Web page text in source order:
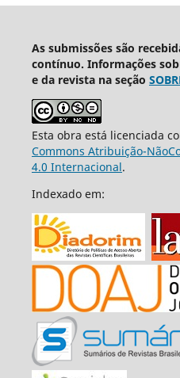
As submissões são
contínuo. Informações
e da revista na seção
Esta obra está licenciada
Commons Atribuição-
4.0 Internacional.
Indexado em: